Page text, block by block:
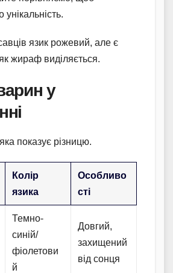
унікальність.
язик рожевий, але є
жираф виділяється.
у
показує різницю.
Колір
язика
Особливо
сті
Темно-
синій/
фіолетови
й
Довгий,
захищений
від сонця